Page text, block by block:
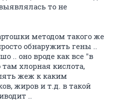
то не
методом такого же
обнаружить гены ..
.. оно вроде как все "в
хлорная кислота,
жеж к каким
жиров и т.д. в такой
..